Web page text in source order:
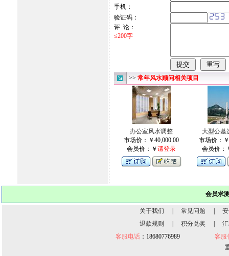
手机：
验证码：
评 论：
≤200字
>> 常年风水顾问相关项目
办公室风水调整
市场价：￥40,000.00
会员价：￥请登录
大型公墓
市场价：
会员价：
会员求
关于我们 常见问题
退款规则
积分兑奖
客服电话 ：18680776989
客服